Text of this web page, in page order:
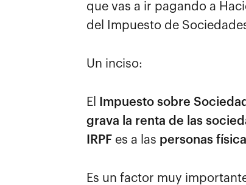
que vas a ir pagando a
del Impuesto de
Un inciso:
El Impuesto sobre
grava la renta de las
IRPF es a las personas
Es un factor muy